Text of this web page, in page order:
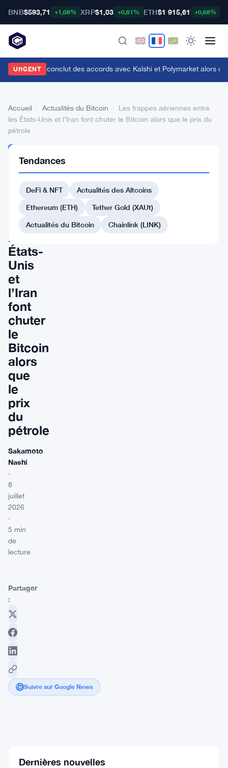
BNB$593,71 +1,08% XRP$1,03 +0,81% ETH$1 915,61 +0,68%
URGENT
Sports conclut des accords avec Kalshi et Polymarket alors
Accueil Actualités du Bitcoin
Les frappes aériennes entre
les États-Unis et l’Iran font chuter le Bitcoin alors que le prix du
pétrole
DU BITCOIN
frappes
aériennes
entre
les
États-
Unis
et
l’Iran
font
chuter
le
Bitcoin
alors
que
le
prix
du
pétrole
Sakamoto
Nashi
·
8
juillet
2026
·
5 min
de
lecture
Partager
:
Suivre sur Google News
Tendances
DeFi & NFT
Actualités des Altcoins
Ethereum (ETH)
Tether Gold (XAUt)
Actualités du Bitcoin
Chainlink (LINK)
Dernières nouvelles